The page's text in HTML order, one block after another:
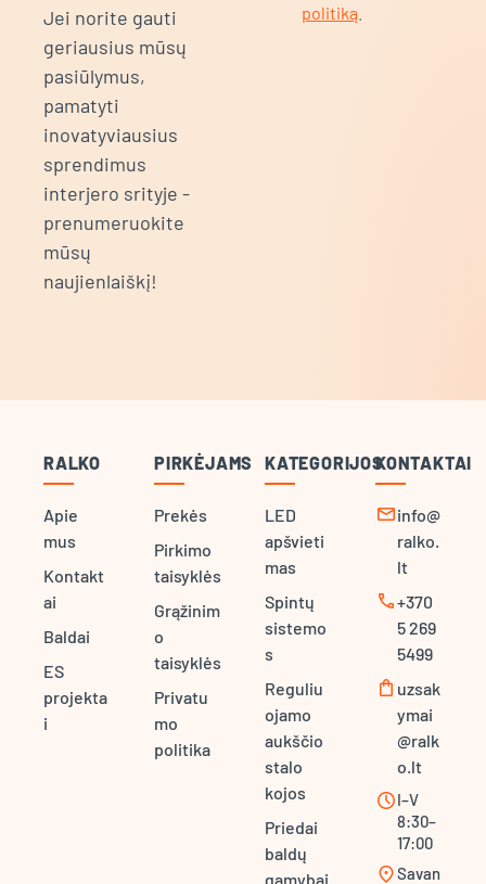
Jei norite gauti
geriausius mūsų
pasiūlymus,
pamatyti
inovatyviausius
sprendimus
interjero srityje -
prenumeruokite
mūsų
naujienlaiškį!
politiką
RALKO
Apie
mus
Kontakt
ai
Baldai
ES
projekta
i
PIRKĖJAMS
Prekės
Pirkimo
taisyklės
Grąžinim
o
taisyklės
Privatu
mo
politika
KATEGORIJOS
LED
apšvieti
mas
Spintų
sistemo
s
Reguliu
ojamo
aukščio
stalo
kojos
Priedai
baldų
gamybai
KONTAKTAI
mailinfo@
ralko.
lt
call+370
5 269
5499
shopping_bag uzsak
ymai
@ralk
o.lt
scheduleI–V
8:30–
17:00
location_onSavan